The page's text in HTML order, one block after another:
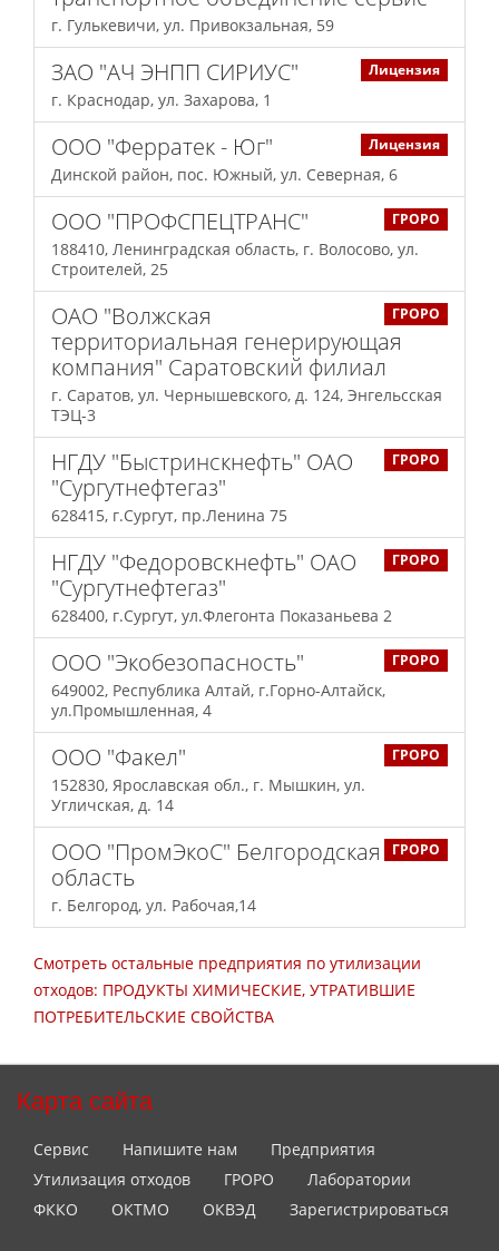
г. Гулькевичи, ул. Привокзальная, 59
Лицензия
ЗАО "АЧ ЭНПП СИРИУС"
г. Краснодар, ул. Захарова, 1
Лицензия
ООО "Ферратек - Юг"
Динской район, пос. Южный, ул. Северная, 6
ГРОРО
ООО "ПРОФСПЕЦТРАНС"
188410, Ленинградская область, г. Волосово, ул.
Строителей, 25
ГРОРО
ОАО "Волжская
территориальная генерирующая
компания" Саратовский филиал
г. Саратов, ул. Чернышевского, д. 124, Энгельсская
ТЭЦ-3
ГРОРО
НГДУ "Быстринскнефть" ОАО
"Сургутнефтегаз"
628415, г.Сургут, пр.Ленина 75
ГРОРО
НГДУ "Федоровскнефть" ОАО
"Сургутнефтегаз"
628400, г.Сургут, ул.Флегонта Показаньева 2
ГРОРО
ООО "Экобезопасность"
649002, Республика Алтай, г.Горно-Алтайск,
ул.Промышленная, 4
ГРОРО
ООО "Факел"
152830, Ярославская обл., г. Мышкин, ул.
Угличская, д. 14
ГРОРО
ООО "ПромЭкоС" Белгородская
область
г. Белгород, ул. Рабочая,14
Смотреть остальные предприятия по утилизации
отходов: ПРОДУКТЫ ХИМИЧЕСКИЕ, УТРАТИВШИЕ
ПОТРЕБИТЕЛЬСКИЕ СВОЙСТВА
Карта сайта
Сервис Напишите нам
Предприятия
Утилизация отходов
ГРОРО
Лаборатории
ФККО
ОКТМО ОКВЭД Зарегистрироваться